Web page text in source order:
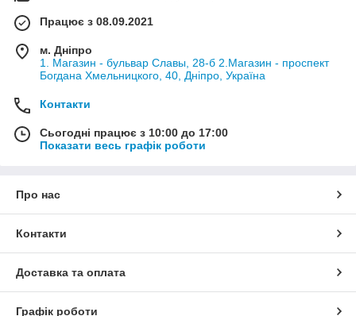
Працює з 08.09.2021
м. Дніпро
1. Магазин - бульвар Славы, 28-б 2.Магазин - проспект
Богдана Хмельницкого, 40, Дніпро, Україна
Контакти
Сьогодні працює з 10:00 до 17:00
Показати весь графік роботи
Про нас
Контакти
Доставка та оплата
Графік роботи